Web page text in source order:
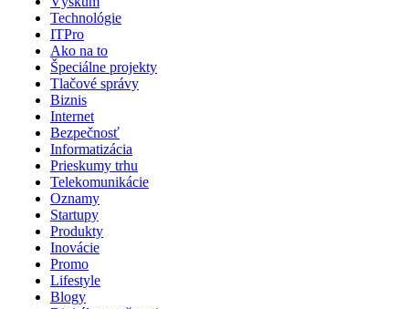
Technológie
ITPro
Ako na to
Špeciálne projekty
Tlačové správy
Biznis
Internet
Bezpečnosť
Informatizácia
Prieskumy trhu
Telekomunikácie
Oznamy
Startupy
Produkty
Inovácie
Promo
Lifestyle
Blogy